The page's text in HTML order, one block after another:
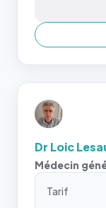
Dr Loic
Médecin
Tarif